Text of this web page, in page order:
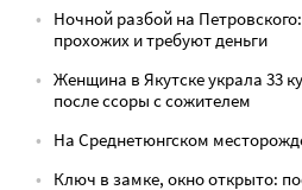
Ночной разбой на
прохожих и требуют деньги
Женщина в Якутске украла 33
после ссоры с сожителем
На Среднетюнгском
Ключ в замке, окно открыто: